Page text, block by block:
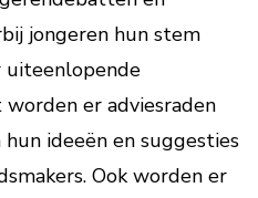
jongeren hun stem
uiteenlopende
er adviesraden
ideeën en suggesties
Ook worden er